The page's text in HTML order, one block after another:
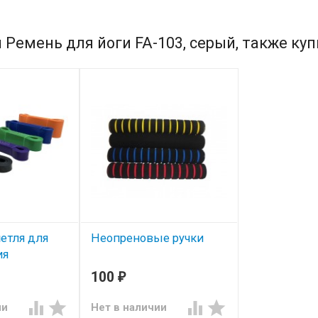
для йоги FA-103, серый, также
для
 
Неопреновые ручки
100₽
Нет в наличии  